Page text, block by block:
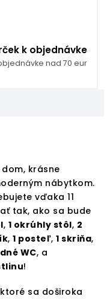
k objednávke
nad 70 eur
krásne
nábytkom.
vďaka 11
tak, ako sa bude
, 1 okrúhly stôl, 2
, 1 posteľ, 1 skriňa,
WC, a
!
sa doširoka